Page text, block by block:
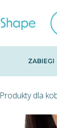
ZABIEGI
Produkty dla